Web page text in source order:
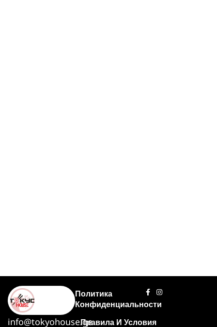
info@tokyohouse.ge
Политика
Конфиденциальности
Правила И Условия